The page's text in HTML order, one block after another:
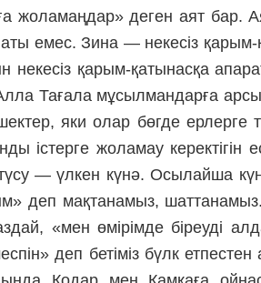
жо­ла­маң­дар» деген аят бар.
емес. Зина — некесіз қарым-
не­кесіз қарым-қатынасқа
Тағала мұсылмандарға
яки олар бөгде ер­лерге
істерге жоламау ке­ректігін
— үлкен күнә. Осы­лайша
деп мақ­та­на­мыз,
«мен өмірімде біреуді
деп бетіміз бүлк